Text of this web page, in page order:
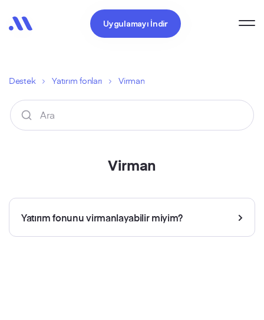
Uygulamayı İndir
Destek Yatırım fonları Virman
Virman
Yatırım fonunu virmanlayabilir miyim?